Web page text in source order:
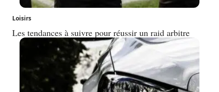
Loisirs
Les tendances à suivre pour réussir un raid arbitre